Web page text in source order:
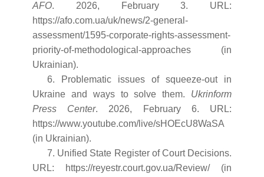
AFO. 2026, February 3. URL:
https://afo.com.ua/uk/news/2-general-
assessment/1595-corporate-rights-assessment-
priority-of-methodological-approaches (in
Ukrainian).
6. Problematic issues of squeeze-out in
Ukraine and ways to solve them. Ukrinform
Press Center. 2026, February 6. URL:
https://www.youtube.com/live/sHOEcU8WaSA
(in Ukrainian).
7. Unified State Register of Court Decisions.
URL: https://reyestr.court.gov.ua/Review/ (in